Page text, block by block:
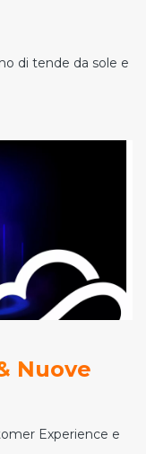
di tende da sole e
Nuove
Experience e